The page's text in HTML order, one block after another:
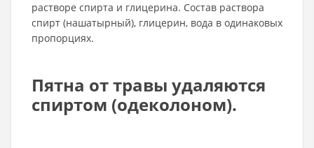
растворе спирта и глицерина. Состав раствора
спирт (нашатырный), глицерин, вода в одинаковых
пропорциях.
Пятна от травы удаляются
спиртом (одеколоном).